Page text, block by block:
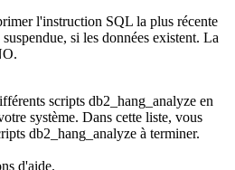
l'instruction SQL la plus récente
si les données existent. La
.
scripts db2_hang_analyze en
système. Dans cette liste, vous
db2_hang_analyze à terminer.
d'aide.